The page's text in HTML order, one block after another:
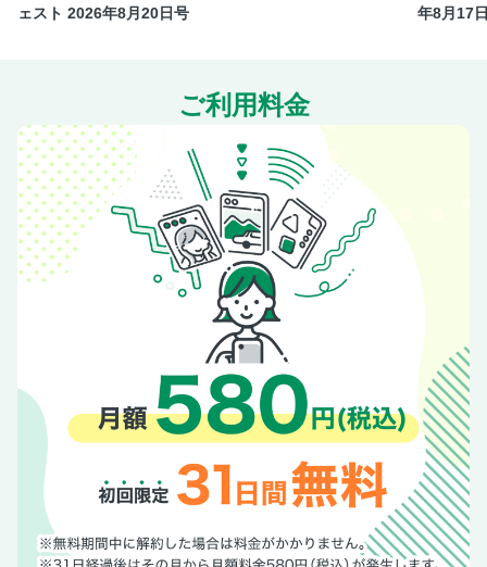
今週の推しメシ
らくらくゴルヨガ
ビューティ2026
ェスト 2026年8月20日号
年8月17
ご利用料金